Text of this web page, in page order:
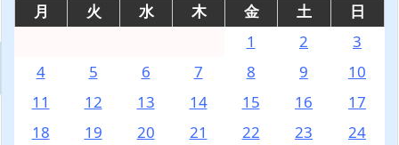
月
火 水 木 金 土
日
1
2
3
4
5 6 7 8 9
10
11
12 13 14 15 16
17
18
19 20 21 22 23
24